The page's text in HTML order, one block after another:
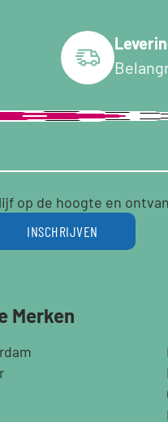
op de hoogte en
INSCHRIJVEN
Merken